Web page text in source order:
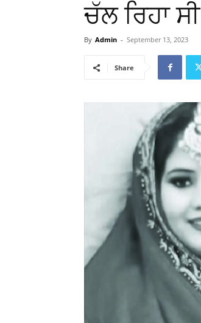
ਚੱਲ ਰਿਹਾ
By Admin - September 13, 2023
Share